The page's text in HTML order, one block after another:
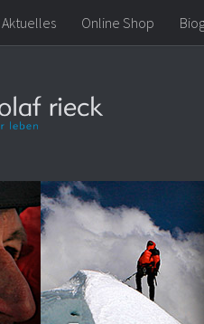
Aktuelles Online Shop